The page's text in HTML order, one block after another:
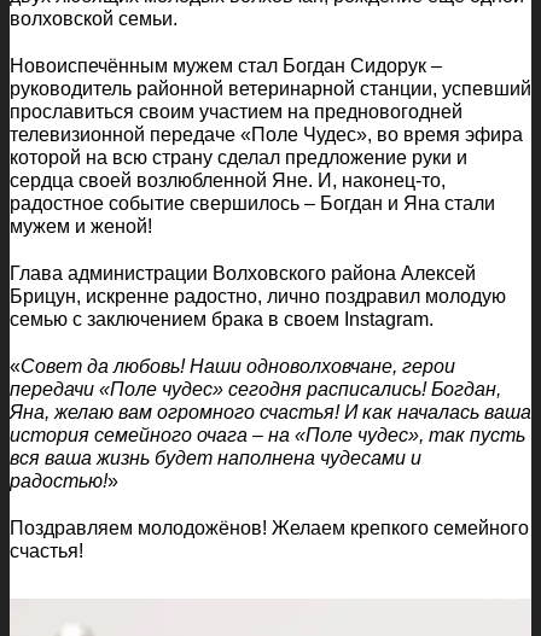
волховской семьи.
Новоиспечённым мужем стал Богдан Сидорук –
руководитель районной ветеринарной станции, успевший
прославиться своим участием на предновогодней
телевизионной передаче «Поле Чудес», во время эфира
которой на всю страну сделал предложение руки и
сердца своей возлюбленной Яне. И, наконец-то,
радостное событие свершилось – Богдан и Яна стали
мужем и женой!
Глава администрации Волховского района Алексей
Брицун, искренне радостно, лично поздравил молодую
семью с заключением брака в своем Instagram.
«Совет да любовь! Наши одноволховчане, герои
передачи «Поле чудес» сегодня расписались! Богдан,
Яна, желаю вам огромного счастья! И как началась ваша
история семейного очага – на «Поле чудес», так пусть
вся ваша жизнь будет наполнена чудесами и
радостью!»
Поздравляем молодожёнов! Желаем крепкого семейного
счастья!